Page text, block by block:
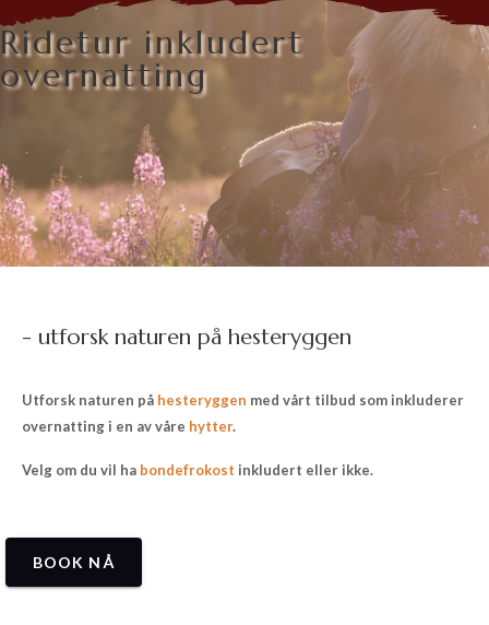
Ridetur inkludert
overnatting
- utforsk naturen på hesteryggen
Utforsk naturen på hesteryggen med vårt tilbud som inkluderer
overnatting i en av våre hytter.
Velg om du vil ha bondefrokost inkludert eller ikke.
BOOK NÅ